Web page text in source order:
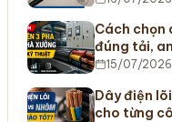
Cách chọn
đúng tải,
15/07/2026
Dây điện
cho từng